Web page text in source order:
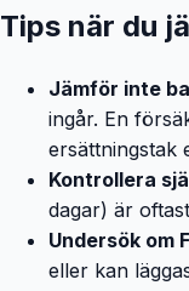
Tips när du
Jämför inte
ingår. En
ersättningstak
Kontrollera
dagar) är
Undersök om
eller kan